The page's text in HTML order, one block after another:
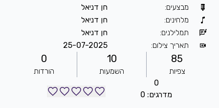
מבצעים:
חן דניאל
מלחינים:
חן דניאל
תמלילנים:
חן דניאל
תאריך צילום:
25-07-2025
85
צפיות
10
השמעות
0
הורדות
0
מדרגים: 0